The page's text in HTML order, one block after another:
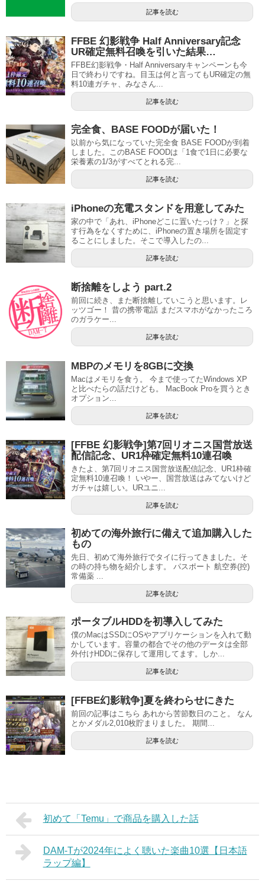
記事を読む
FFBE 幻影戦争 Half Anniversary記念
UR確定無料召喚を引いた結果…
FFBE幻影戦争・Half Anniversaryキャンペーンも今
日で終わりですね。目玉は何と言ってもUR確定の無
料10連ガチャ、みなさん...
記事を読む
完全食、BASE FOODが届いた！
以前から気になっていた完全食 BASE FOODが到着
しました。このBASE FOODは「1食で1日に必要な
栄養素の1/3がすべてとれる完...
記事を読む
iPhoneの充電スタンドを用意してみた
家の中で「あれ、iPhoneどこに置いたっけ？」と探
す行為をなくすために、iPhoneの置き場所を固定す
ることにしました。そこで導入したの...
記事を読む
断捨離をしよう part.2
前回に続き、また断捨離していこうと思います。レ
ッツゴー！ 昔の携帯電話 まだスマホがなかったころ
のガラケー...
記事を読む
MBPのメモリを8GBに交換
Macはメモリを食う。 今まで使ってたWindows XP
と比べたらの話だけども。 MacBook Proを買うとき
オプション...
記事を読む
[FFBE 幻影戦争]第7回リオニス国営放送
配信記念、UR1枠確定無料10連召喚
きたよ、第7回リオニス国営放送配信記念、UR1枠確
定無料10連召喚！ いやー、国営放送はみてないけど
ガチャは嬉しい。URユニ...
記事を読む
初めての海外旅行に備えて追加購入した
もの
先日、初めて海外旅行でタイに行ってきました。そ
の時の持ち物を紹介します。 パスポート 航空券(控)
常備薬 ...
記事を読む
ポータブルHDDを初導入してみた
僕のMacはSSDにOSやアプリケーションを入れて動
かしています。容量の都合でその他のデータは全部
外付けHDDに保存して運用してます。しか...
記事を読む
[FFBE幻影戦争]夏を終わらせにきた
前回の記事はこちら あれから苦節数日のこと。 なん
とかメダル2,010枚貯まりました。 期間...
記事を読む
初めて「Temu」で商品を購入した話
DAM-Tが2024年によく聴いた楽曲10選【日本語
ラップ編】